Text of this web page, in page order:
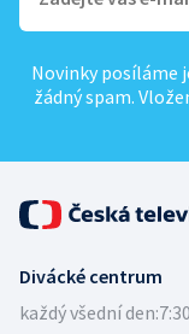
Novinky posíláme
žádný spam.